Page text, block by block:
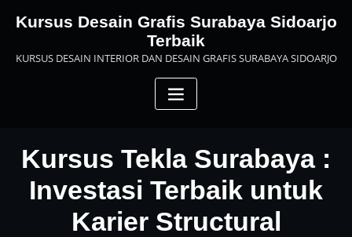
Kursus Desain Grafis Surabaya Sidoarjo
Terbaik
KURSUS DESAIN INTERIOR DAN DESAIN GRAFIS SURABAYA SIDOARJO
Kursus Tekla Surabaya :
Investasi Terbaik untuk
Karier Structural